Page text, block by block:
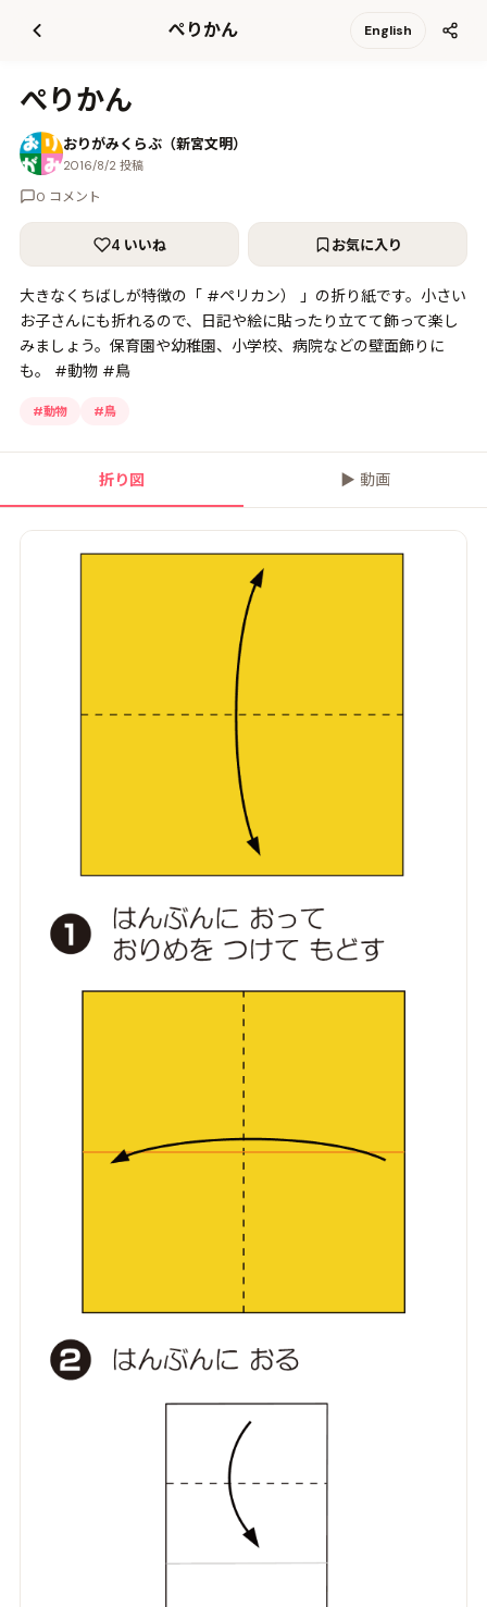
ぺりかん English
ぺりかん
おりがみくらぶ（新宮文明）
2016/8/2 投稿
0 コメント
4 いいね お気に入り
大きなくちばしが特徴の「 #ペリカン） 」の折り紙です。小さい
お子さんにも折れるので、日記や絵に貼ったり立てて飾って楽し
みましょう。保育園や幼稚園、小学校、病院などの壁面飾りに
も。 #動物 #鳥
#動物 #鳥
折り図 ▶ 動画